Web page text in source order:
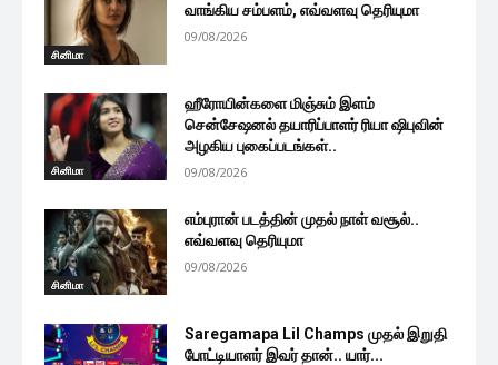
சினிமா
வாங்கிய சம்பளம், எவ்வளவு தெரியுமா
09/08/2026
சினிமா
ஹீரோயின்களை மிஞ்சும் இளம்
சென்சேஷனல் தயாரிப்பாளர் ரியா ஷிபுவின்
அழகிய புகைப்படங்கள்..
09/08/2026
சினிமா
எம்புரான் படத்தின் முதல் நாள் வசூல்..
எவ்வளவு தெரியுமா
09/08/2026
Saregamapa Lil Champs முதல் இறுதி
போட்டியாளர் இவர் தான்.. யார்...